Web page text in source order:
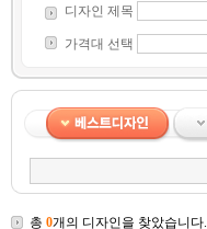
디자인 제목
가격대 선택
총 0개의 디자인을 찾았습니다.